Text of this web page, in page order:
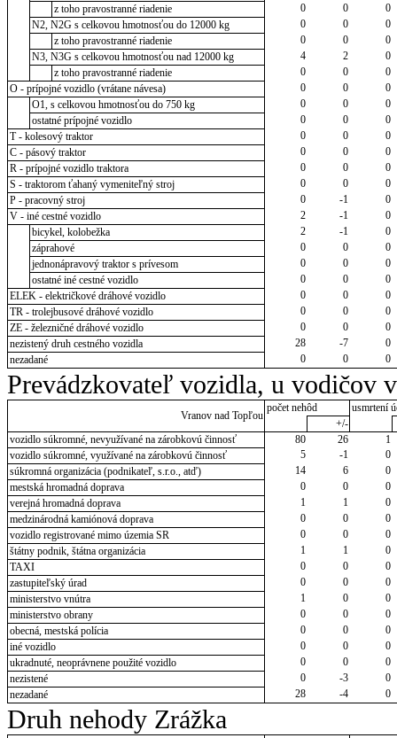
z toho pravostranné riadenie
0 0
0
N2, N2G s celkovou hmotnosťou do 12000 kg
0 0
0
z toho pravostranné riadenie
0 0
0
N3, N3G s celkovou hmotnosťou nad 12000 kg
4 2
0
z toho pravostranné riadenie
0 0
0
O - prípojné vozidlo (vrátane návesa)
0 0
0
O1, s celkovou hmotnosťou do 750 kg
0 0
0
ostatné prípojné vozidlo
0 0
0
T - kolesový traktor
0 0
0
C - pásový traktor
0 0
0
R - prípojné vozidlo traktora
0 0
0
S - traktorom ťahaný vymeniteľný stroj
0 0
0
P - pracovný stroj
0 -1
0
V - iné cestné vozidlo
2 -1
0
bicykel, kolobežka
2 -1
0
záprahové
0 0
0
jednonápravový traktor s prívesom
0 0
0
ostatné iné cestné vozidlo
0 0
0
ELEK - električkové dráhové vozidlo
0 0
0
TR - trolejbusové dráhové vozidlo
0 0
0
ZE - železničné dráhové vozidlo
0 0
0
nezistený druh cestného vozidla
28 -7
0
nezadané
0 0 0
Prevádzkovateľ vozidla, u vodičov
Vranov nad Topľou
počet nehôd
usmrtení
+/-
vozidlo súkromné, nevyužívané na zárobkovú činnosť
80 26
1
vozidlo súkromné, využívané na zárobkovú činnosť
5 -1
0
súkromná organizácia (podnikateľ, s.r.o., atď)
14 6
0
mestská hromadná doprava
0 0
0
verejná hromadná doprava
1 1
0
medzinárodná kamiónová doprava
0 0
0
vozidlo registrované mimo územia SR
0 0
0
štátny podnik, štátna organizácia
1 1
0
TAXI
0 0
0
zastupiteľský úrad
0 0
0
ministerstvo vnútra
1 0
0
ministerstvo obrany
0 0
0
obecná, mestská polícia
0 0
0
iné vozidlo
0 0
0
ukradnuté, neoprávnene použité vozidlo
0 0
0
nezistené
0 -3
0
nezadané
28 -4 0
Druh nehody Zrážka